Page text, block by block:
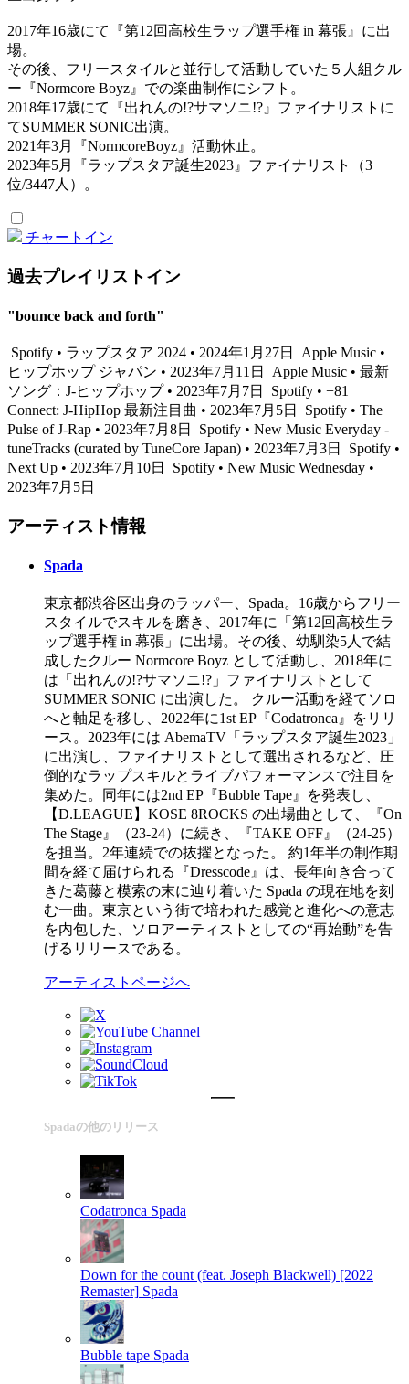
2017年16歳にて『第12回高校生ラップ選手権 in 幕張』に出
場。
その後、フリースタイルと並行して活動していた５人組クル
ー『Normcore Boyz』での楽曲制作にシフト。
2018年17歳にて『出れんの!?サマソニ!?』ファイナリストに
てSUMMER SONIC出演。
2021年3月『NormcoreBoyz』活動休止。
2023年5月『ラップスタア誕生2023』ファイナリスト（3
位/3447人）。
チャートイン
過去プレイリストイン
"bounce back and forth"
Spotify • ラップスタア 2024 • 2024年1月27日
Apple Music •
ヒップホップ ジャパン • 2023年7月11日
Apple Music • 最新
ソング：J-ヒップホップ • 2023年7月7日
Spotify • +81
Connect: J-HipHop 最新注目曲 • 2023年7月5日
Spotify • The
Pulse of J-Rap • 2023年7月8日
Spotify • New Music Everyday -
tuneTracks (curated by TuneCore Japan) • 2023年7月3日
Spotify •
Next Up • 2023年7月10日
Spotify • New Music Wednesday •
2023年7月5日
アーティスト情報
Spada
東京都渋谷区出身のラッパー、Spada。16歳からフリー
スタイルでスキルを磨き、2017年に「第12回高校生ラ
ップ選手権 in 幕張」に出場。その後、幼馴染5人で結
成したクルー Normcore Boyz として活動し、2018年に
は「出れんの!?サマソニ!?」ファイナリストとして
SUMMER SONIC に出演した。 クルー活動を経てソロ
へと軸足を移し、2022年に1st EP『Codatronca』をリリ
ース。2023年には AbemaTV「ラップスタア誕生2023」
に出演し、ファイナリストとして選出されるなど、圧
倒的なラップスキルとライブパフォーマンスで注目を
集めた。同年には2nd EP『Bubble Tape』を発表し、
【D.LEAGUE】KOSE 8ROCKS の出場曲として、『On
The Stage』（23-24）に続き、『TAKE OFF』（24-25）
を担当。2年連続での抜擢となった。 約1年半の制作期
間を経て届けられる『Dresscode』は、長年向き合って
きた葛藤と模索の末に辿り着いた Spada の現在地を刻
む一曲。東京という街で培われた感覚と進化への意志
を内包した、ソロアーティストとしての“再始動”を告
げるリリースである。
アーティストページへ
Spadaの他のリリース
Codatronca Spada
Down for the count (feat. Joseph Blackwell) [2022
Remaster] Spada
Bubble tape Spada